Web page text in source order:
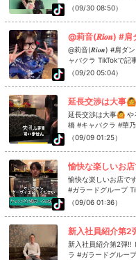
のフォローといいね
（09/30 08:50）
@莉音(𝑹𝒊𝒐𝒏) #肩ダンス #ガラードグループ #華乃心 #カノン #キ
ャバクラ TikTokで記事を開く華乃心のTikTokのフォローといいね！
もお願いします❤
（09/20 05:04）
延長交渉は大事🙆 や
橋 #キャバクラ #華乃心 #群馬キャバクラ #千代田町 TikTokで記事
を開く華乃心の
（09/09 01:25）
愉快な楽しいお店です🍾✨ #前橋 #千代田町 #キャ
#ガラードグループ TikTokで記事を開く華乃心のTikTokのフォロー
といいね！もお願い
（09/06 01:36）
新入社員紹介第2弾‼️ しょう君です🙆
ラ #ガラードグループ #スタッフ募集 TikTokで記事を開く華乃心の